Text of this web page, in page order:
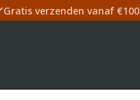
Gratis verzenden vanaf €100